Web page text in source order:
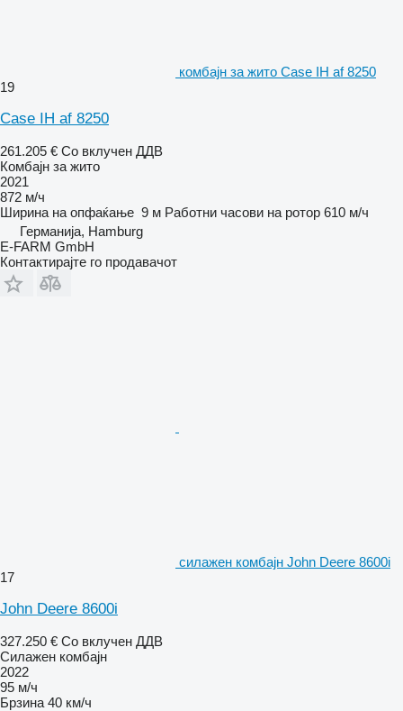
комбајн за жито Case IH af 8250
19
Case IH af 8250
261.205 € Со вклучен ДДВ
Комбајн за жито
2021
872 м/ч
Ширина на опфаќање 9 м Работни часови на ротор 610 м/ч
Германија, Hamburg
E-FARM GmbH
Контактирајте го продавачот
силажен комбајн John Deere 8600i
17
John Deere 8600i
327.250 € Со вклучен ДДВ
Силажен комбајн
2022
95 м/ч
Брзина 40 км/ч